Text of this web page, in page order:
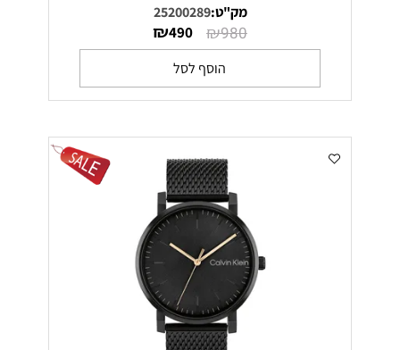
מק"ט:25200289
₪980
₪490
הוסף לסל